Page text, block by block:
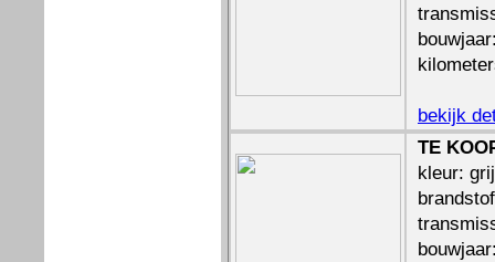
bekijk
TE
kleur: